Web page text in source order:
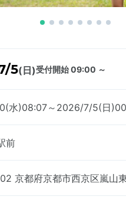
5(日)受付開始 09:00 ～
水)08:07～2026/7/5(日
前
京都府京都市西京区嵐山